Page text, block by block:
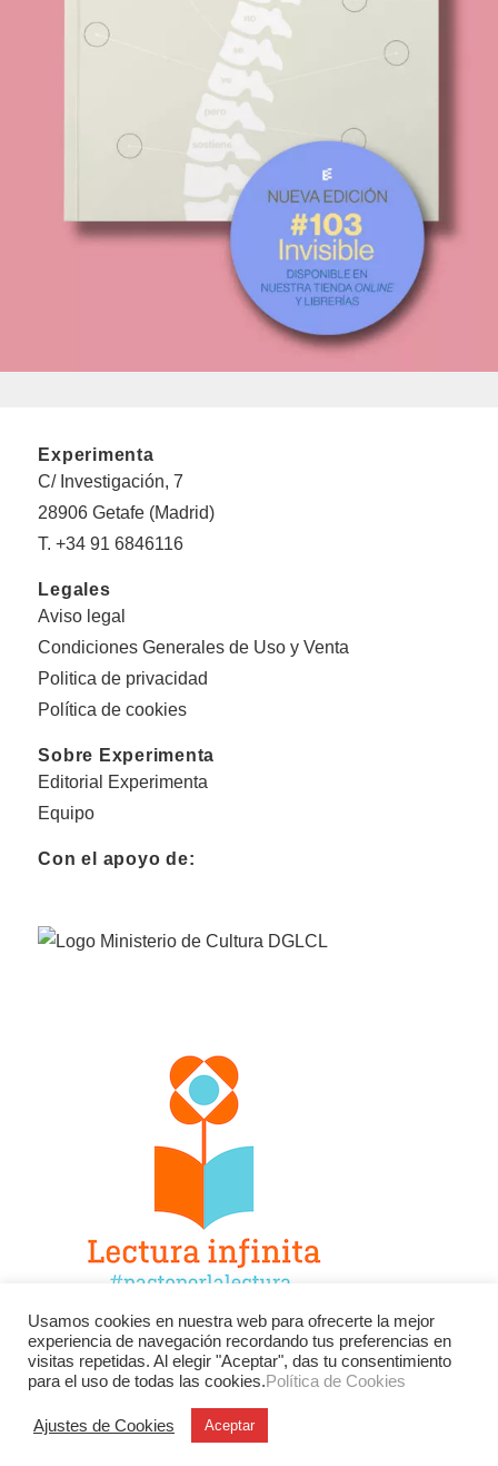
Experimenta
C/ Investigación, 7
28906 Getafe (Madrid)
T. +34 91 6846116
Legales
Aviso legal
Condiciones Generales de Uso y Venta
Politica de privacidad
Política de cookies
Sobre Experimenta
Editorial Experimenta
Equipo
Con el apoyo de:
Facebook Twitter
Instagram
YouTube
LinkedIn Contacto
Usamos cookies en nuestra web para ofrecerte la mejor
experiencia de navegación recordando tus preferencias en
visitas repetidas. Al elegir "Aceptar", das tu consentimiento
para el uso de todas las cookies.Política de Cookies
Ajustes de Cookies Aceptar